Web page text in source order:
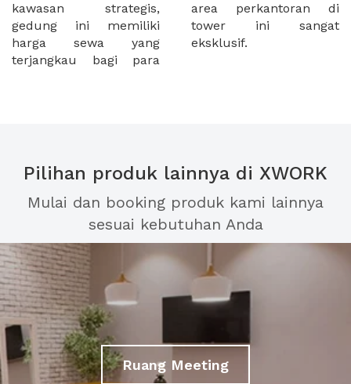
kawasan strategis,
gedung ini memiliki
harga sewa yang
terjangkau bagi para
area perkantoran di
tower ini sangat
eksklusif.
Pilihan produk lainnya di XWORK
Mulai dan booking produk kami lainnya
sesuai kebutuhan Anda
Ruang Meeting